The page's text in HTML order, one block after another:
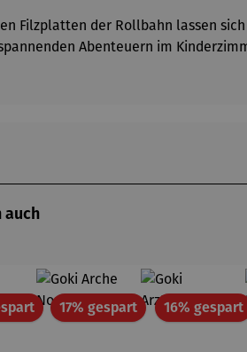
Filzplatten der Rollbahn lassen
Abenteuern im
auch
Rabatt17% gespartRabatt16% gespart